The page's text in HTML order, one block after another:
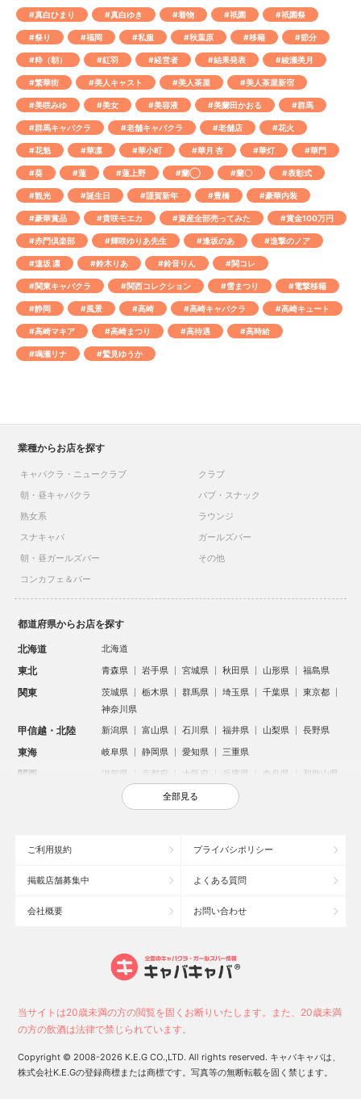
#真白ひまり #真白ゆき #着物 #祇園 #祇園祭
#祭り #福岡 #私服 #秋葉原 #移籍 #節分
#粋（朝） #紅羽 #経営者 #結果発表 #綾瀬美月
#繁華街 #美人キャスト #美人茶屋 #美人茶屋新宿
#美咲みゆ #美女 #美容液 #美蘭田かおる #群馬
#群馬キャバクラ #老舗キャバクラ #老舗店 #花火
#花魁 #華凛 #華小町 #華月 杏 #華灯 #華門
#葵 #蓮 #蓮上野 #蘭◯ #蘭〇 #表彰式
#観光 #誕生日 #謹賀新年 #豊橋 #豪華内装
#豪華賞品 #貴咲モエカ #資産全部売ってみた #賞金100万円
#赤門倶楽部 #輝咲ゆりあ先生 #逢坂のあ #進撃のノア
#遠坂 凛 #鈴木りあ #鈴音りん #関コレ
#関東キャバクラ #関西コレクション #雪まつり #電撃移籍
#静岡 #風景 #高崎 #高崎キャバクラ #高崎キュート
#高崎マキア #高崎まつり #高待遇 #高時給
#鳴瀬リナ #鷲見ゆうか
業種からお店を探す
キャバクラ・ニュークラブ
クラブ
朝・昼キャバクラ
パブ・スナック
熟女系
ラウンジ
スナキャバ
ガールズバー
朝・昼ガールズバー
その他
コンカフェ＆バー
都道府県からお店を探す
北海道 北海道
東北 青森県 岩手県 宮城県 秋田県 山形県 福島県
関東 茨城県 栃木県 群馬県 埼玉県 千葉県
東京都
神奈川県
甲信越・北陸 新潟県 富山県 石川県 福井県 山梨県 長野県
東海 岐阜県 静岡県 愛知県 三重県
関西 滋賀県 京都府 大阪府 兵庫県 奈良県 和歌山県
鳥取県 島根県 岡山県 広島県
沖縄県
大宮のキャバクラ
新潟市のキャバクラ
池袋駅（西口）のキャバクラ
長野市のキャバクラ
福岡市のキャバクラ
全部見る
ご利用規約 プライバシポリシー
掲載店舗募集中 よくある質問
会社概要 お問い合わせ
当サイトは20歳未満の方の閲覧を固くお断りいたします。また、20歳未満
の方の飲酒は法律で禁じられています。
Copyright © 2008-2026 K.E.G CO.,LTD. All rights reserved. キャバキャバは、
株式会社K.E.Gの登録商標または商標です。写真等の無断転載を固く禁じます。